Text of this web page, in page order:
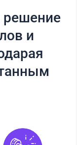
решение
и